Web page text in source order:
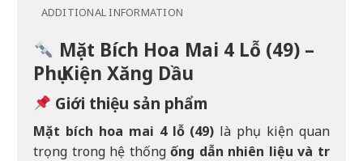
ADDITIONAL INFORMATION
Mặt Bích Hoa Mai 4 Lỗ (49) –
Phụ Kiện Xăng Dầu
Giới thiệu sản phẩm
Mặt bích hoa mai 4 lỗ (49) là phụ kiện quan
trọng trong hệ thốngống dẫn nhiên liệu và trụ